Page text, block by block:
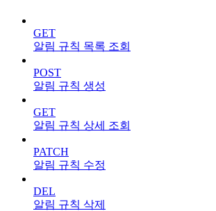
GET
알림 규칙 목록 조회
POST
알림 규칙 생성
GET
알림 규칙 상세 조회
PATCH
알림 규칙 수정
DEL
알림 규칙 삭제